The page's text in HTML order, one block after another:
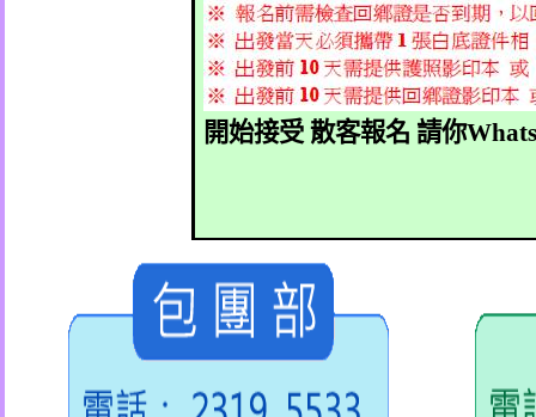
開始接受 散客報名 請你